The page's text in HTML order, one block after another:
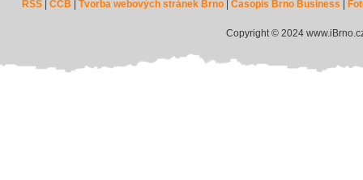
RSS |CCB |Tvorba webových stránek Brno |Časopis Brno Business
Copyright © 2024